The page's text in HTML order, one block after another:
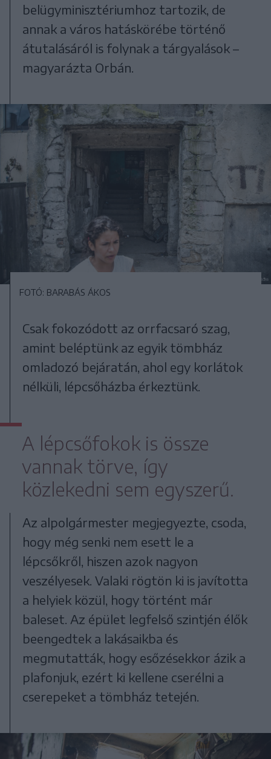
belügyminisztériumhoz tartozik, de
annak a város hatáskörébe történő
átutalásáról is folynak a tárgyalások –
magyarázta Orbán.
FOTÓ: BARABÁS ÁKOS
Csak fokozódott az orrfacsaró szag,
amint beléptünk az egyik tömbház
omladozó bejáratán, ahol egy korlátok
nélküli, lépcsőházba érkeztünk.
A lépcsőfokok is össze
vannak törve, így
közlekedni sem egyszerű.
Az alpolgármester megjegyezte, csoda,
hogy még senki nem esett le a
lépcsőkről, hiszen azok nagyon
veszélyesek. Valaki rögtön ki is javította
a helyiek közül, hogy történt már
baleset. Az épület legfelső szintjén élők
beengedtek a lakásaikba és
megmutatták, hogy esőzésekkor ázik a
plafonjuk, ezért ki kellene cserélni a
cserepeket a tömbház tetején.